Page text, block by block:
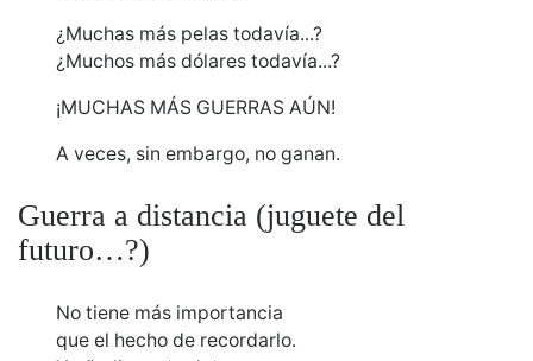
¿Muchas más pelas todavía...?
¿Muchos más dólares todavía...?
¡MUCHAS MÁS GUERRAS AÚN!
A veces, sin embargo, no ganan.
Guerra a distancia (juguete del
futuro…?)
No tiene más importancia
que el hecho de recordarlo.